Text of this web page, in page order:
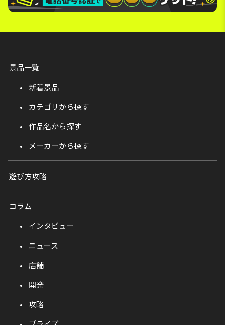
景品一覧
新着景品
カテゴリから探す
作品名から探す
メーカーから探す
遊び方攻略
コラム
インタビュー
ニュース
店舗
開発
攻略